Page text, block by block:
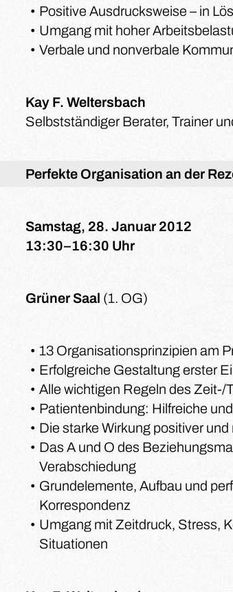
Positive Ausdrucksweise – in
Umgang mit hoher
Verbale und nonverbale
Kay F. Weltersbach
Selbstständiger Berater, Trainer
Perfekte Organisation an der
Samstag, 28. Januar 2012
13:30–16:30 Uhr
Grüner Saal (1. OG)
13 Organisationsprinzipien am
Erfolgreiche Gestaltung erster
Alle wichtigen Regeln des Zeit-/
Patientenbindung: Hilfreiche
Die starke Wirkung positiver
Das A und O des
Verabschiedung
Grundelemente, Aufbau und
Korrespondenz
Umgang mit Zeitdruck, Stress,
Situationen